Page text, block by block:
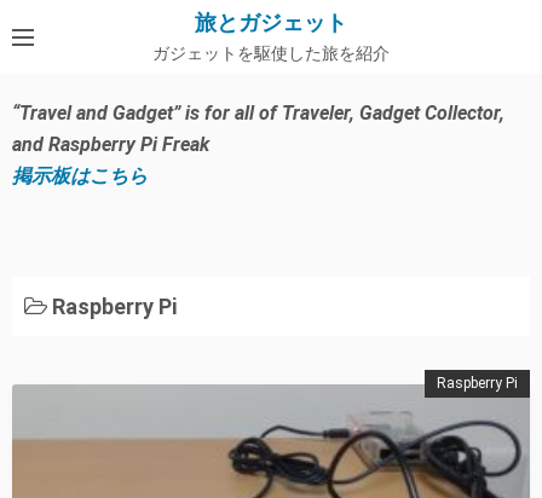
ン
ン
ツ
へ
旅とガジェット
ガジェットを駆使した旅を紹介
“Travel and Gadget” is for all of Traveler, Gadget Collector,
and Raspberry Pi Freak
掲示板はこちら
Raspberry Pi
Raspberry Pi